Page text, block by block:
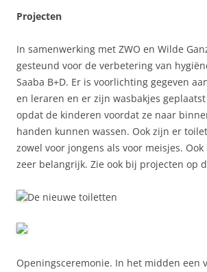
Projecten
In samenwerking met ZWO en Wilde
gesteund voor de verbetering van
Saaba B+D. Er is voorlichting gegeven
en leraren en er zijn wasbakjes
opdat de kinderen voordat ze naar
handen kunnen wassen. Ook zijn er
zowel voor jongens als voor meisjes.
zeer belangrijk. Zie ook bij projecten op
De nieuwe toiletten
Openingsceremonie. In het midden een